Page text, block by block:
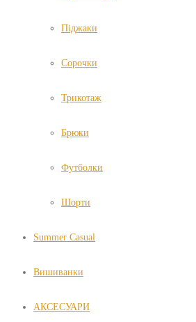
Піджаки
Сорочки
Трикотаж
Брюки
Футболки
Шорти
Summer Casual
Вишиванки
АКСЕСУАРИ